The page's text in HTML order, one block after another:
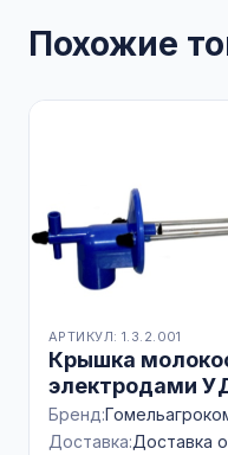
Похожие
АРТИКУЛ: 1.3.2.001
Крышка
электродами
Бренд:
Доставка:Доставка